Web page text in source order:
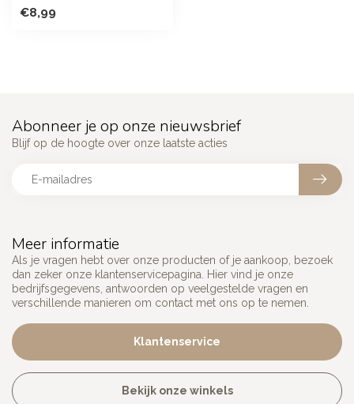
€8,99
Meer informatie
Als je vragen hebt over onze producten of je aankoop, bezoek
dan zeker onze klantenservicepagina. Hier vind je onze
bedrijfsgegevens, antwoorden op veelgestelde vragen en
verschillende manieren om contact met ons op te nemen.
Klantenservice
Bekijk onze winkels
Abonneer je op onze nieuwsbrief
Blijf op de hoogte over onze laatste acties